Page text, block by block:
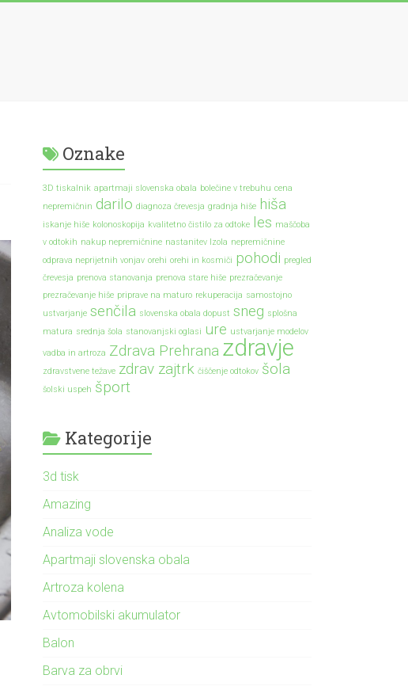
Oznake
3D tiskalnik apartmaji slovenska obala bolečine v trebuhu cena
nepremičnin darilo diagnoza črevesja gradnja hiše hiša
iskanje hiše kolonoskopija kvalitetno čistilo za odtoke les maščoba
v odtokih nakup nepremičnine nastanitev Izola nepremičnine
odprava neprijetnih vonjav orehi orehi in kosmiči pohodi pregled
črevesja prenova stanovanja prenova stare hiše prezračevanje
prezračevanje hiše priprave na maturo rekuperacija samostojno
ustvarjanje senčila slovenska obala dopust sneg splošna
matura srednja šola stanovanjski oglasi ure ustvarjanje modelov
vadba in artroza Zdrava Prehrana zdravje
zdravstvene težave zdrav zajtrk čiščenje odtokov šola
šolski uspeh šport
Kategorije
3d tisk
Amazing
Analiza vode
Apartmaji slovenska obala
Artroza kolena
Avtomobilski akumulator
Balon
Barva za obrvi